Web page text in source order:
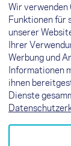
Wir verwenden
Funktionen für
unserer
Ihrer
Werbung und
Informationen
ihnen
Dienste